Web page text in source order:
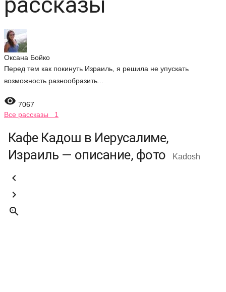
Оксана Бойко
Перед тем как покинуть Израиль, я решила не упускать
возможность разнообразить...
 7067
Все рассказы 1
Кафе Кадош в Иерусалиме,
Израиль — описание, фото
Kadosh


